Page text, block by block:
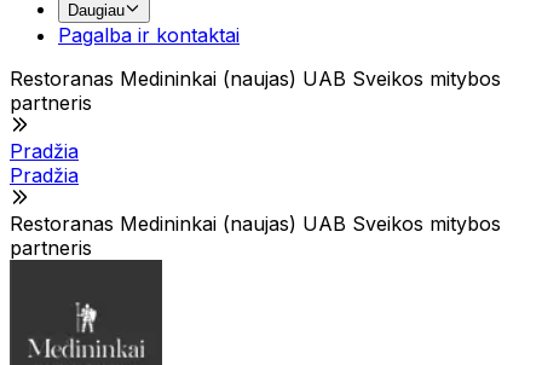
Daugiau
Pagalba ir kontaktai
Restoranas Medininkai (naujas) UAB Sveikos mitybos
partneris
Pradžia
Pradžia
Restoranas Medininkai (naujas) UAB Sveikos mitybos
partneris